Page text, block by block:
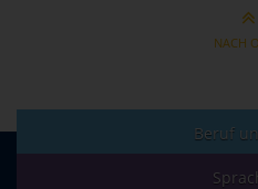
NACH
Beruf